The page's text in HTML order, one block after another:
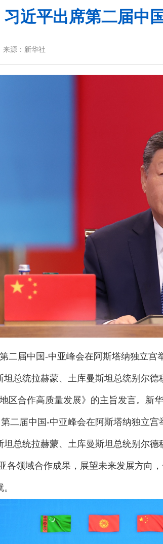
习近平出席第二届中
来源： 新华社
二届中国-中亚峰会在阿斯塔纳独立
总统拉赫蒙、土库曼斯坦总统别尔
区合作高质量发展》的主旨发言。新
届中国-中亚峰会在阿斯塔纳独立宫
总统拉赫蒙、土库曼斯坦总统别尔
各领域合作成果，展望未来发展方向